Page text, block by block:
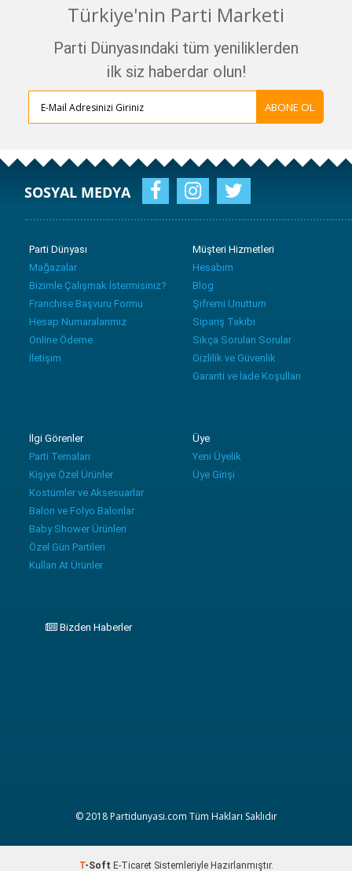
Türkiye'nin Parti Marketi
Parti Dünyasındaki tüm yeniliklerden
ilk siz haberdar olun!
ABONE OL
SOSYAL MEDYA
Parti Dünyası
Mağazalar
Bizimle Çalışmak İstermisiniz?
Franchise Başvuru Formu
Hesap Numaralarımız
Online Ödeme
İletişim
Müşteri Hizmetleri
Hesabım
Blog
Şifremi Unuttum
Sipariş Takibi
Sıkça Sorulan Sorular
Gizlilik ve Güvenlik
Garanti ve İade Koşulları
İlgi Görenler
Parti Temaları
Kişiye Özel Ürünler
Kostümler ve Aksesuarlar
Balon ve Folyo Balonlar
Baby Shower Ürünleri
Özel Gün Partileri
Kullan At Ürünler
Üye
Yeni Üyelik
Üye Girişi
Bizden Haberler
© 2018 Partidunyasi.com Tüm Hakları Saklıdır
T-Soft E-TicaretSistemleriyle Hazırlanmıştır.